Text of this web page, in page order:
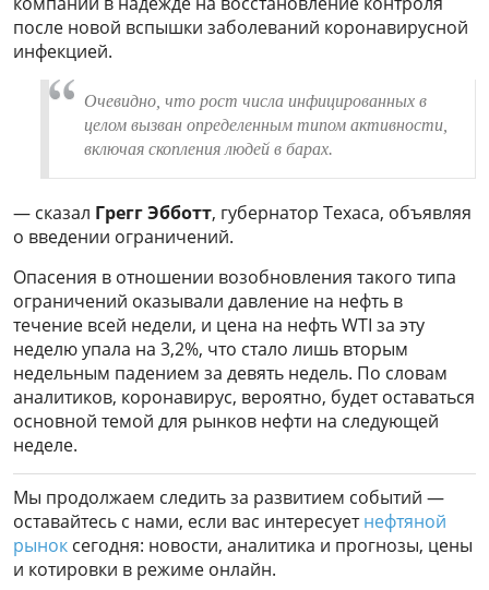
после новой вспышки заболеваний коронавирусной
инфекцией.
Очевидно, что рост числа инфицированных в
целом вызван определенным типом активности,
включая скопления людей в барах.
— сказал Грегг Эбботт, губернатор Техаса, объявляя
о введении ограничений.
Опасения в отношении возобновления такого типа
ограничений оказывали давление на нефть в
течение всей недели, и цена на нефть WTI за эту
неделю упала на 3,2%, что стало лишь вторым
недельным падением за девять недель. По словам
аналитиков, коронавирус, вероятно, будет оставаться
основной темой для рынков нефти на следующей
неделе.
Мы продолжаем следить за развитием событий —
оставайтесь с нами, если вас интересуетнефтяной
рынок сегодня: новости, аналитика и прогнозы, цены
и котировки в режиме онлайн.